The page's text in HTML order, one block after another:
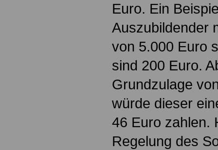
Euro. Ein
Auszubildender
von 5.000 Euro
sind 200 Euro.
Grundzulage
würde dieser
46 Euro zahlen.
Regelung des